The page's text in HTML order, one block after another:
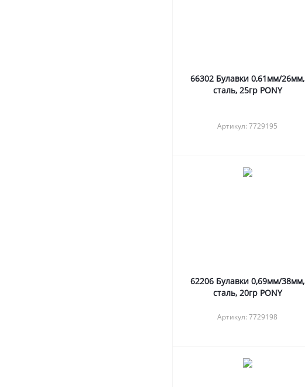
66302 Булавки 0,61мм/26мм,
сталь, 25гр PONY
Артикул: 7729195
62206 Булавки 0,69мм/38мм,
сталь, 20гр PONY
Артикул: 7729198